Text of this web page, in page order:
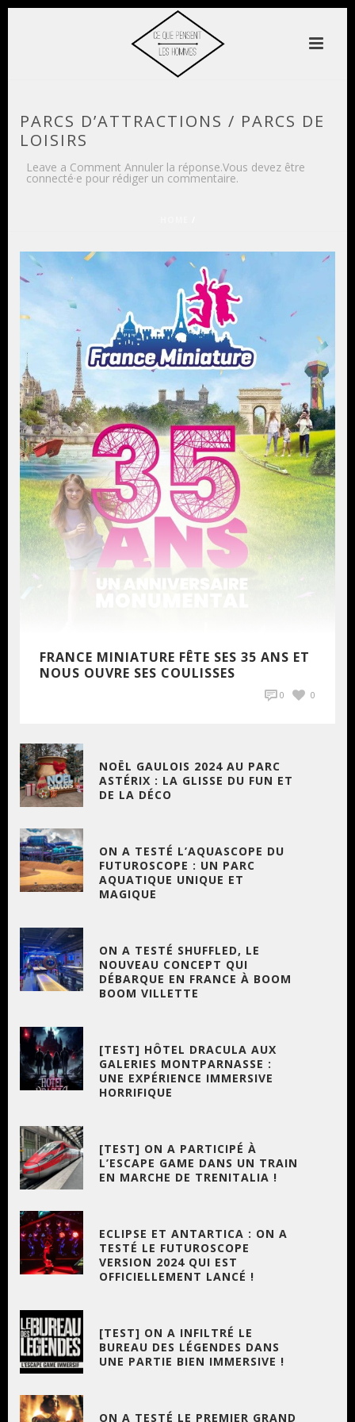
PARCS D’ATTRACTIONS / PARCS DE
LOISIRS
Leave a Comment Annuler la réponse.Vous devez être
connecté·e pour rédiger un commentaire.
FRANCE MINIATURE FÊTE SES 35 ANS ET
NOUS OUVRE SES COULISSES
0 0
NOËL GAULOIS 2024 AU PARC
ASTÉRIX : LA GLISSE DU FUN ET
DE LA DÉCO
ON A TESTÉ L’AQUASCOPE DU
FUTUROSCOPE : UN PARC
AQUATIQUE UNIQUE ET
MAGIQUE
ON A TESTÉ SHUFFLED, LE
NOUVEAU CONCEPT QUI
DÉBARQUE EN FRANCE À BOOM
BOOM VILLETTE
[TEST] HÔTEL DRACULA AUX
GALERIES MONTPARNASSE :
UNE EXPÉRIENCE IMMERSIVE
HORRIFIQUE
[TEST] ON A PARTICIPÉ À
L’ESCAPE GAME DANS UN TRAIN
EN MARCHE DE TRENITALIA !
ECLIPSE ET ANTARTICA : ON A
TESTÉ LE FUTUROSCOPE
VERSION 2024 QUI EST
OFFICIELLEMENT LANCÉ !
[TEST] ON A INFILTRÉ LE
BUREAU DES LÉGENDES DANS
UNE PARTIE BIEN IMMERSIVE !
ON A TESTÉ LE PREMIER GRAND